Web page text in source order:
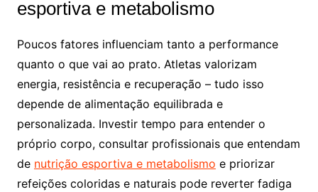
esportiva e metabolismo
Poucos fatores influenciam tanto a performance
quanto o que vai ao prato. Atletas valorizam
energia, resistência e recuperação – tudo isso
depende de alimentação equilibrada e
personalizada. Investir tempo para entender o
próprio corpo, consultar profissionais que entendam
de nutrição esportiva e metabolismo e priorizar
refeições coloridas e naturais pode reverter fadiga